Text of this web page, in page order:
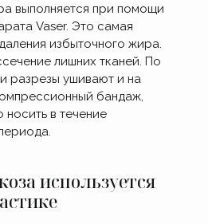
выполняется при помощи
Vaser. Это самая
избыточного жира.
лишних тканей. По
разрезы ушивают и на
бандаж,
в течение
используется